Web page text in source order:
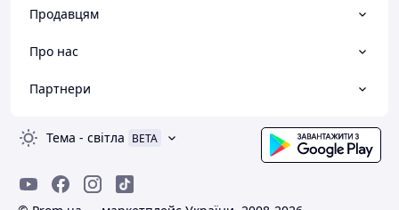
Продавцям
Про нас
Партнери
Тема - світла BETA